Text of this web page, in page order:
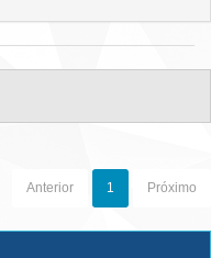
Anterior 1 Próximo